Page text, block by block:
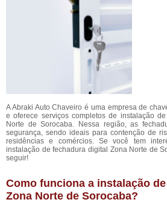
A Abraki Auto Chaveiro é uma empresa de
e oferece serviços completos de instalação
Norte de Sorocaba. Nessa região, as
segurança, sendo ideais para contenção de
residências e comércios. Se você tem
instalação de fechadura digital Zona Norte de
seguir!
Como funciona a instalação
Zona Norte de Sorocaba?